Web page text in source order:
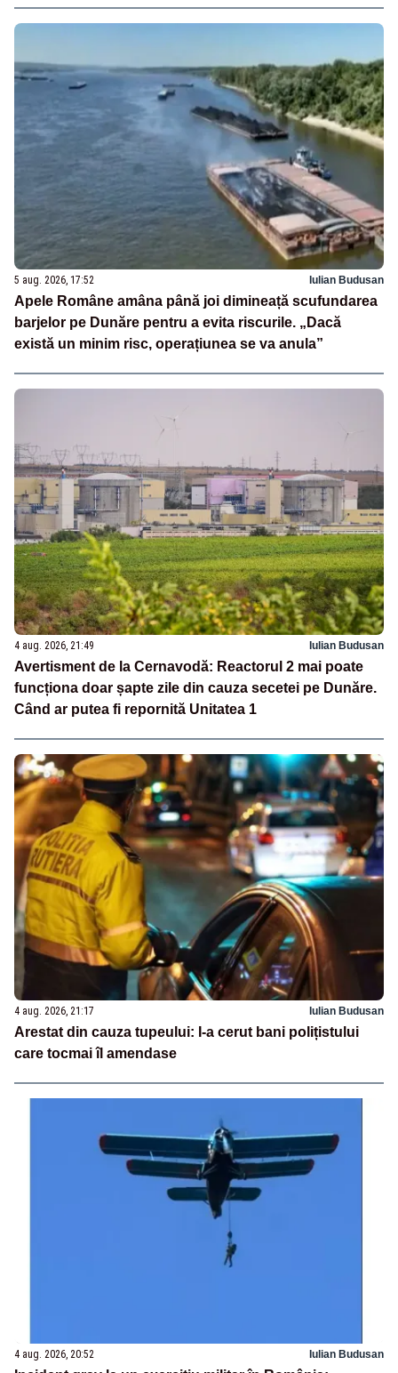
5 aug. 2026, 17:52 Iulian Budusan
Apele Române amâna până joi dimineață scufundarea
barjelor pe Dunăre pentru a evita riscurile. „Dacă
există un minim risc, operațiunea se va anula”
4 aug. 2026, 21:49 Iulian Budusan
Avertisment de la Cernavodă: Reactorul 2 mai poate
funcționa doar șapte zile din cauza secetei pe Dunăre.
Când ar putea fi repornită Unitatea 1
4 aug. 2026, 21:17 Iulian Budusan
Arestat din cauza tupeului: I-a cerut bani polițistului
care tocmai îl amendase
4 aug. 2026, 20:52 Iulian Budusan